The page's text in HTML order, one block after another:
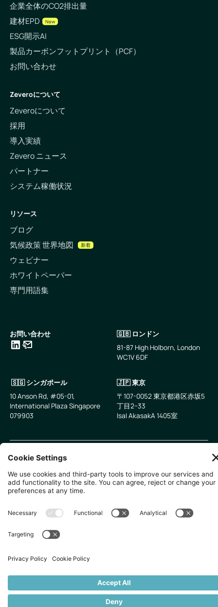
企業全体のCO2排出量
建材EPD
New
ESG開示AI
製品カーボンフットプリント（PCF）
お問い合わせ
Zeveroについて
Zeveroについて
採用
導入実績
Zevero ニュース
パートナー
システム稼働状況
リソース
ブログ
気候政策 世界地図
新着
ウェビナー
ホワイトペーパー
専門用語集
お問い合わせ
🇬🇧 ロンドン
81-87 High Holborn, London
WC1V 6DF
🇸🇬 シンガポール
10 Anson Rd, #05-01,
International Plaza Singapore
079903
🇯🇵 東京
〒107-0052 東京都港区赤坂5
丁目2−33
IsaI AkasakA 1405室
無断複写・転載を禁じます。
プライバシーポリシークッキーの設定